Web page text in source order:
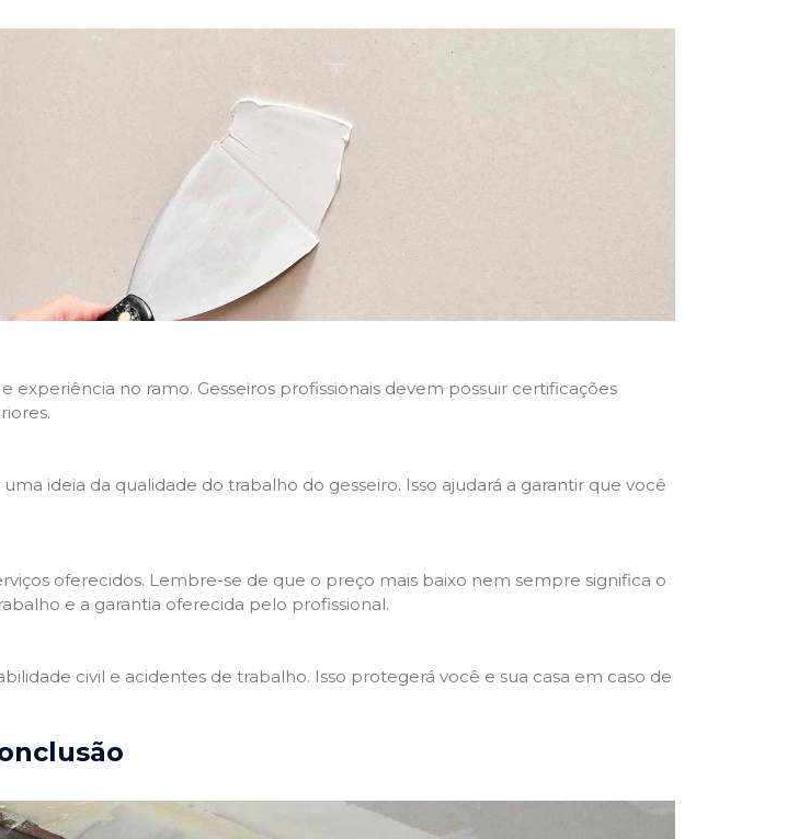
no ramo. Gesseiros profissionais devem possuir certificações
ideia da qualidade do trabalho do gesseiro. Isso ajudará a garantir que você
oferecidos. Lembre-se de que o preço mais baixo nem sempre significa o
e a garantia oferecida pelo profissional.
civil e acidentes de trabalho. Isso protegerá você e sua casa em caso de